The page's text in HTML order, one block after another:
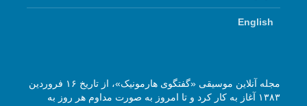
English
مجله آنلاین موسیقی «گفتگوی هارمونیک»، از تاریخ ۱۶ فروردین
۱۳۸۳ آغاز به کار کرد و تا امروز به صورت مداوم هر روز به